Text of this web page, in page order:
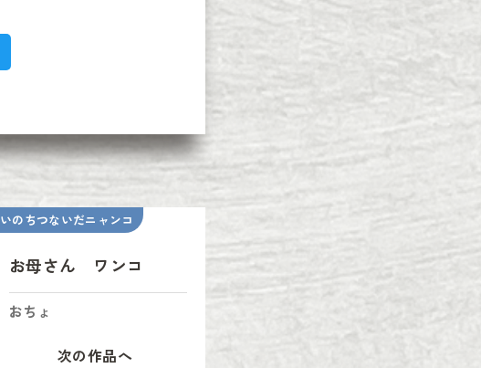
いのちつないだニャンコ
お母さん ワンコ
おちょ
次の作品へ